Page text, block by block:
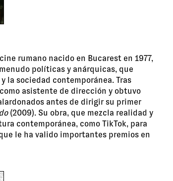
rumano nacido en Bucarest en 1977,
políticas y anárquicas, que
la sociedad contemporánea. Tras
asistente de dirección y obtuvo
antes de dirigir su primer
(2009). Su obra, que mezcla realidad y
contemporánea, como TikTok, para
le ha valido importantes premios en